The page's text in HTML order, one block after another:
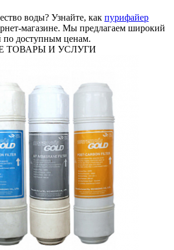
воды? Узнайте, как пурифайер
магазине. Мы предлагаем широкий
по доступным ценам.
И УСЛУГИ